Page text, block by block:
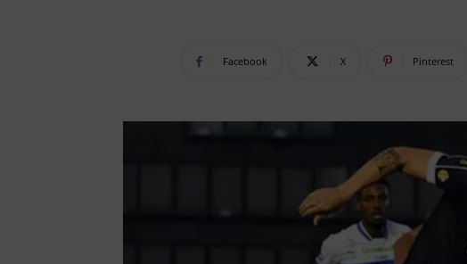
Facebook X Pinterest